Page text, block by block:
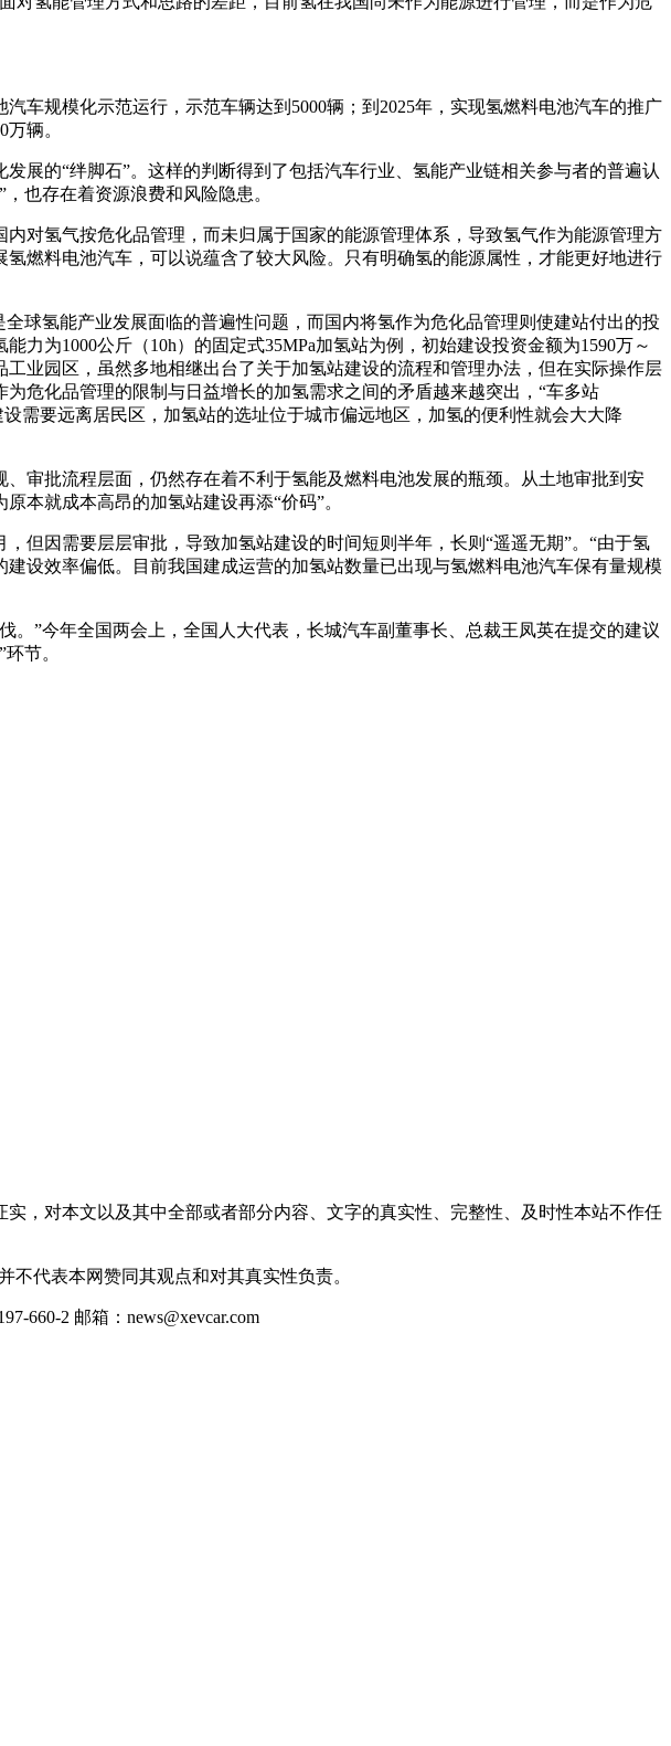
车规模化示范运行，示范车辆达到5000辆；到2025年，实现氢燃料电池汽车的推广
辆。
展的“绊脚石”。这样的判断得到了包括汽车行业、氢能产业链相关参与者的普遍认
也存在着资源浪费和风险隐患。
对氢气按危化品管理，而未归属于国家的能源管理体系，导致氢气作为能源管理方
燃料电池汽车，可以说蕴含了较大风险。只有明确氢的能源属性，才能更好地进行
球氢能产业发展面临的普遍性问题，而国内将氢作为危化品管理则使建站付出的投
为1000公斤（10h）的固定式35MPa加氢站为例，初始建设投资金额为1590万～
业园区，虽然多地相继出台了关于加氢站建设的流程和管理办法，但在实际操作层
危化品管理的限制与日益增长的加氢需求之间的矛盾越来越突出，“车多站
需要远离居民区，加氢站的选址位于城市偏远地区，加氢的便利性就会大大降
审批流程层面，仍然存在着不利于氢能及燃料电池发展的瓶颈。从土地审批到安
本就成本高昂的加氢站建设再添“价码”。
但因需要层层审批，导致加氢站建设的时间短则半年，长则“遥遥无期”。“由于氢
设效率偏低。目前我国建成运营的加氢站数量已出现与氢燃料电池汽车保有量规模
”今年全国两会上，全国人大代表，长城汽车副董事长、总裁王凤英在提交的建议
节。
，对本文以及其中全部或者部分内容、文字的真实性、完整性、及时性本站不作任
代表本网赞同其观点和对其真实性负责。
660-2 邮箱：news@xevcar.com